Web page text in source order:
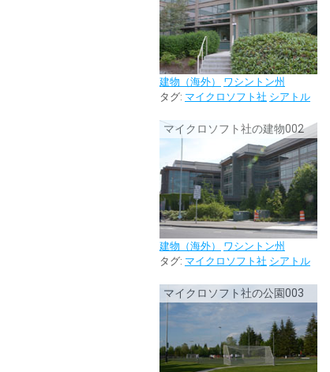
建物（海外）
ワシントン州
タグ: マイクロソフト社 シアトル
マイクロソフト社の建物002
建物（海外）
ワシントン州
タグ: マイクロソフト社 シアトル
マイクロソフト社の公園003